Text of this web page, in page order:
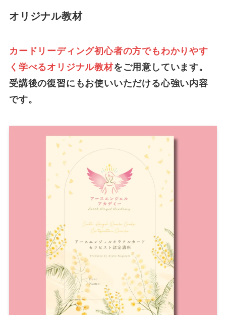
オリジナル教材
カードリーディング初心者の方でもわかりやす
く学べるオリジナル教材をご用意しています。
受講後の復習にもお使いいただける心強い内容
です。